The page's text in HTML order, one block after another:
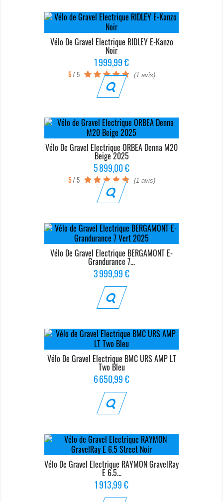
Vélo De Gravel Electrique RIDLEY E-Kanzo
Noir
Prix
1 999,99 €
5/ 5 (1 avis)
Vélo De Gravel Electrique ORBEA Denna M20
Beige 2025
Prix
5 899,00 €
5/ 5 (1 avis)
Vélo De Gravel Electrique BERGAMONT E-
Grandurance 7...
Prix
3 999,99 €
Vélo De Gravel Electrique BMC URS AMP LT
Two Bleu
Prix
6 650,99 €
Vélo De Gravel Electrique RAYMON GravelRay
E 6.5...
Prix
1 913,99 €